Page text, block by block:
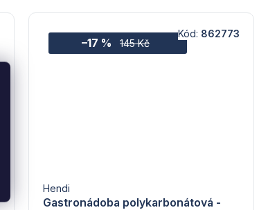
145 Kč
–17 %
Gastronádoba polykarbonátová -
Hendi
Kód: 862773